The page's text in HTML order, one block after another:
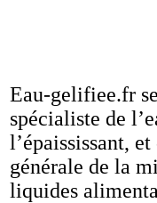
Eau-gelifiee.fr
spécialiste de
l’épaississant,
générale de la
liquides